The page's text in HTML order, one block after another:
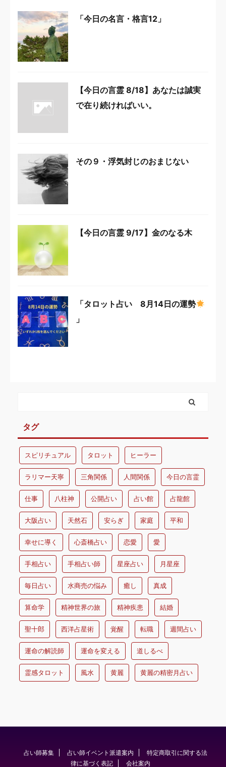
「今日の名言・格言12」
【今日の言霊 8/18】あなたは誠実
で在り続ければいい。
その９・浮気封じのおまじない
【今日の言霊 9/17】金のなる木
「タロット占い 8月14日の運勢
」
タグ
スピリチュアル タロット ヒーラー
ラリマー天寧 三角関係 人間関係 今日の言霊
仕事 八柱神 公開占い 占い館 占龍館
大阪占い 天然石 安らぎ 家庭 平和
幸せに導く 心斎橋占い 恋愛 愛
手相占い 手相占い師 星座占い 月星座
毎日占い 水商売の悩み 癒し 真成
算命学 精神世界の旅 精神疾患 結婚
聖十郎 西洋占星術 覚醒 転職 週間占い
運命の解読師 運命を変える 道しるべ
霊感タロット 風水 黄麗 黄麗の精密月占い
占い師募集 占い師イベント派遣案内
特定商取引に関する法
律に基づく表記
会社案内